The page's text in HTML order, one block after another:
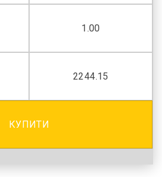
1.00
2244.15
КУПИТИ